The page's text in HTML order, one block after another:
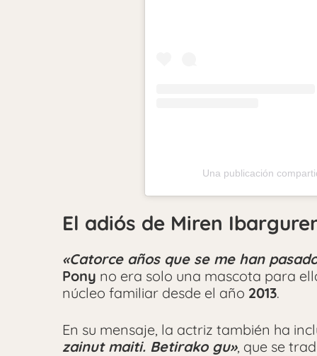
Una publicación
El adiós de Miren
«Catorce años que se me han
Pony no era solo una mascota para
núcleo familiar desde el año 2013.
En su mensaje, la actriz también ha
zainut maiti. Betirako gu», que se